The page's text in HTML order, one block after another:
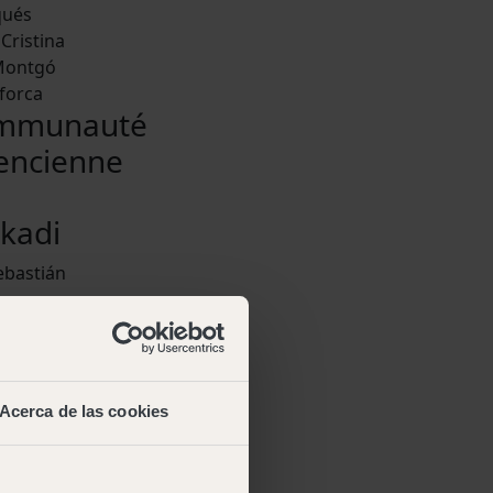
Acerca de las cookies
de vos données est